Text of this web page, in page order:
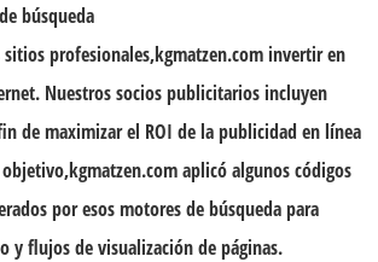
búsqueda
profesionales,kgmatzen.com invertir en
Nuestros socios publicitarios incluyen
de maximizar el ROI de la publicidad en línea
aplicó algunos códigos
por esos motores de búsqueda para
y flujos de visualización de páginas.